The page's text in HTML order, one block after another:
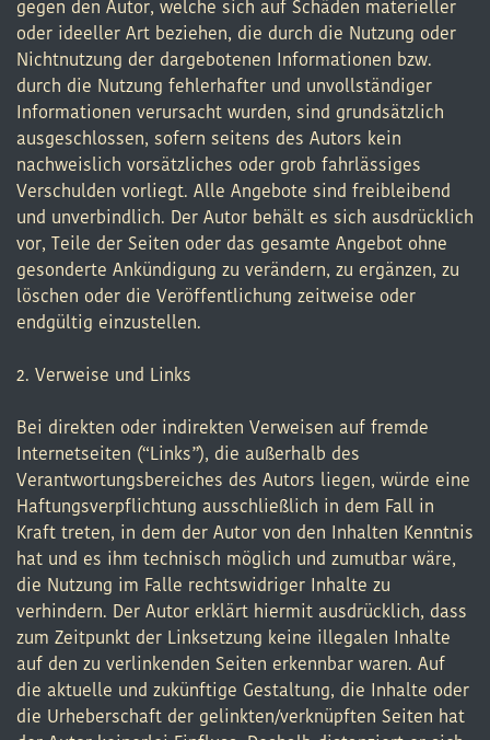
gegen den Autor, welche sich auf Schäden materieller
oder ideeller Art beziehen, die durch die Nutzung oder
Nichtnutzung der dargebotenen Informationen bzw.
durch die Nutzung fehlerhafter und unvollständiger
Informationen verursacht wurden, sind grundsätzlich
ausgeschlossen, sofern seitens des Autors kein
nachweislich vorsätzliches oder grob fahrlässiges
Verschulden vorliegt. Alle Angebote sind freibleibend
und unverbindlich. Der Autor behält es sich ausdrücklich
vor, Teile der Seiten oder das gesamte Angebot ohne
gesonderte Ankündigung zu verändern, zu ergänzen, zu
löschen oder die Veröffentlichung zeitweise oder
endgültig einzustellen.
2. Verweise und Links
Bei direkten oder indirekten Verweisen auf fremde
Internetseiten (“Links”), die außerhalb des
Verantwortungsbereiches des Autors liegen, würde eine
Haftungsverpflichtung ausschließlich in dem Fall in
Kraft treten, in dem der Autor von den Inhalten Kenntnis
hat und es ihm technisch möglich und zumutbar wäre,
die Nutzung im Falle rechtswidriger Inhalte zu
verhindern. Der Autor erklärt hiermit ausdrücklich, dass
zum Zeitpunkt der Linksetzung keine illegalen Inhalte
auf den zu verlinkenden Seiten erkennbar waren. Auf
die aktuelle und zukünftige Gestaltung, die Inhalte oder
die Urheberschaft der gelinkten/verknüpften Seiten hat